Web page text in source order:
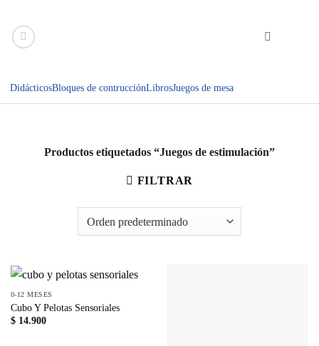
contenido
DidácticosBloques de contrucciónLibrosJuegos de mesa
Productos etiquetados “Juegos de estimulación”
FILTRAR
0-12 MESES
Cubo Y Pelotas Sensoriales
$14.900